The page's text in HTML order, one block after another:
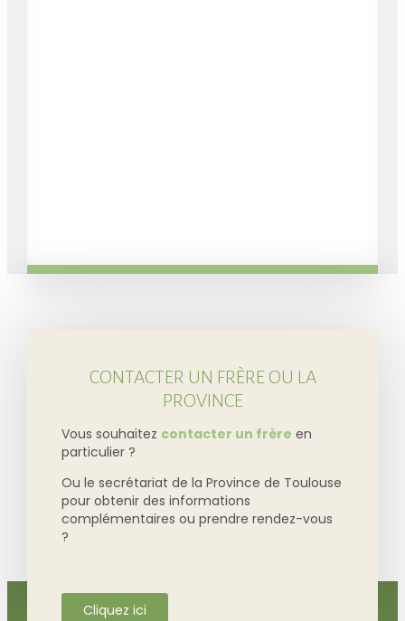
CONTACTER UN FRÈRE OU LA
PROVINCE
Vous souhaitez contacter un frère en
particulier ?
Ou le secrétariat de la Province de Toulouse
pour obtenir des informations
complémentaires ou prendre rendez-vous
?
Cliquez ici